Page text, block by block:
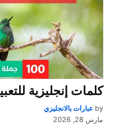
كلمات إنجليزية
by عبارات بالانجليزي
مارس 28, 2026